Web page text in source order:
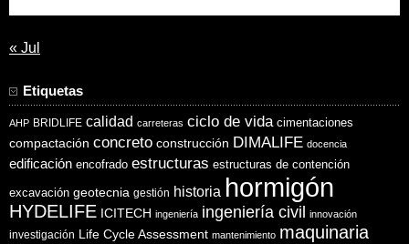
« Jul
Etiquetas
AHP BRIDLIFE calidad carreteras ciclo de vida cimentaciones
compactación concreto construcción DIMALIFE docencia
edificación encofrado estructuras estructuras de contención
excavación geotecnia gestión historia hormigón
HYDELIFE ICITECH ingeniería ingeniería civil innovación
investigación Life Cycle Assessment mantenimiento maquinaria